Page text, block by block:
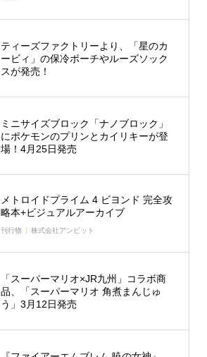
ティーズファクトリーより、「星のカ
ービィ」の保冷ポーチやルーズソック
スが発売！
ミニサイズブロック「ナノブロック」
にポケモンのプリンとカイリキーが登
場！4月25日発売
メトロイドプライム 4 ビヨンド 完全攻
略本+ビジュアルアーカイブ
刊行物 株式会社アンビット
「スーパーマリオ×JR九州」コラボ商
品、「スーパーマリオ 角煮まんじゅ
う」3月12日発売